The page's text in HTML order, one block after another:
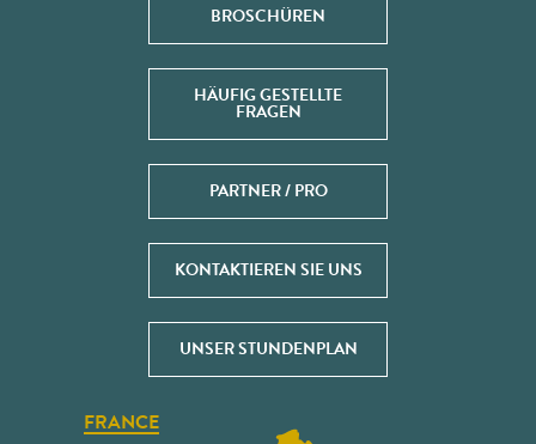
BROSCHÜREN
HÄUFIG GESTELLTE
FRAGEN
PARTNER / PRO
KONTAKTIEREN SIE UNS
UNSER STUNDENPLAN
FRANCE